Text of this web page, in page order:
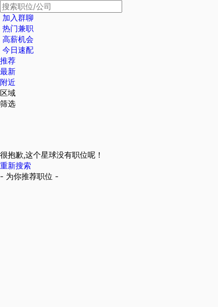
加入群聊
热门兼职
高薪机会
今日速配
推荐
最新
附近
区域
筛选
很抱歉,这个星球没有职位呢！
重新搜索
- 为你推荐职位 -